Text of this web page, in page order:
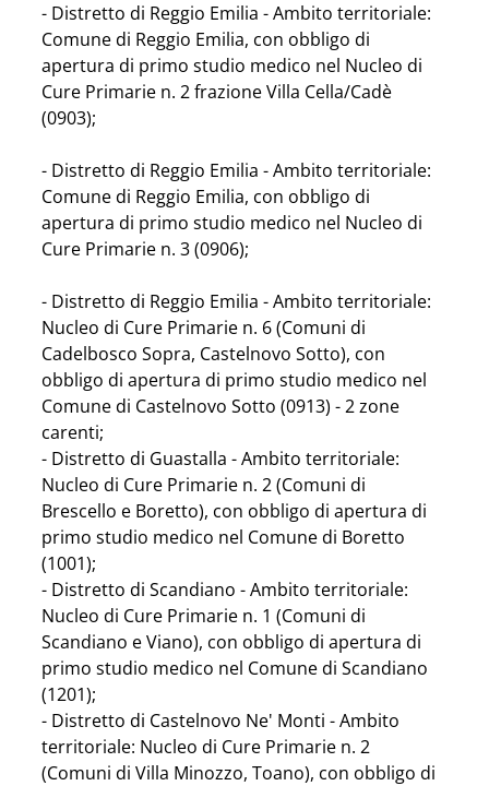
- Distretto di Reggio Emilia - Ambito territoriale:
Comune di Reggio Emilia, con obbligo di
apertura di primo studio medico nel Nucleo di
Cure Primarie n. 2 frazione Villa Cella/Cadè
(0903);
- Distretto di Reggio Emilia - Ambito territoriale:
Comune di Reggio Emilia, con obbligo di
apertura di primo studio medico nel Nucleo di
Cure Primarie n. 3 (0906);
- Distretto di Reggio Emilia - Ambito territoriale:
Nucleo di Cure Primarie n. 6 (Comuni di
Cadelbosco Sopra, Castelnovo Sotto), con
obbligo di apertura di primo studio medico nel
Comune di Castelnovo Sotto (0913) - 2 zone
carenti;
- Distretto di Guastalla - Ambito territoriale:
Nucleo di Cure Primarie n. 2 (Comuni di
Brescello e Boretto), con obbligo di apertura di
primo studio medico nel Comune di Boretto
(1001);
- Distretto di Scandiano - Ambito territoriale:
Nucleo di Cure Primarie n. 1 (Comuni di
Scandiano e Viano), con obbligo di apertura di
primo studio medico nel Comune di Scandiano
(1201);
- Distretto di Castelnovo Ne' Monti - Ambito
territoriale: Nucleo di Cure Primarie n. 2
(Comuni di Villa Minozzo, Toano), con obbligo di